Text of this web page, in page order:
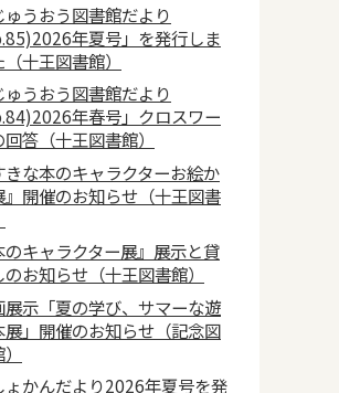
ゅうおう図書館だより
年夏号」を発行しま
（十王図書館）
ゅうおう図書館だより
年春号」クロスワー
回答（十王図書館）
きな本のキャラクターお絵か
』開催のお知らせ（十王図書
のキャラクター展』展示と貸
のお知らせ（十王図書館）
展示「夏の学び、サマーな遊
展」開催のお知らせ（記念図
ょかんだより2026年夏号を発